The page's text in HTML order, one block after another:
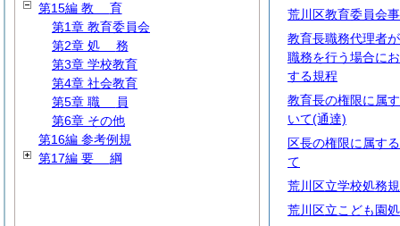
荒川区教育委員会
教育長職務代理者
職務を行う場合に
する規程
教育長の権限に属
いて(通達)
区長の権限に属す
て
荒川区立学校処務
荒川区立こども園
第15編 教 育
第1章 教育委員会
第2章 処 務
第3章 学校教育
第4章 社会教育
第5章 職
員
第6章 その他
第16編 参考例規
第17編 要 綱